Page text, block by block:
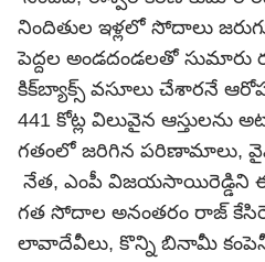
నిందితుల ఇళ్లలో సోదాలు
పెద్దల అండదండలతో సుమారు
కిక్‌బ్యాక్స్ వసూలు చేశారనే
441 కోట్ల విలువైన
గతంలో జరిగిన పరిణామాలు,
నేత, ఎంపీ విజయసాయిరెడ్డిని
గత సోదాల అనంతరం రాజ్
లావాదేవీలు, కొన్ని బినామీ